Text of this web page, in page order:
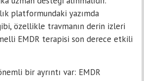
platformundaki yazımda
özellikle travmanın derin izleri
EMDR terapisi son derece etkili
bir ayrıntı var: EMDR